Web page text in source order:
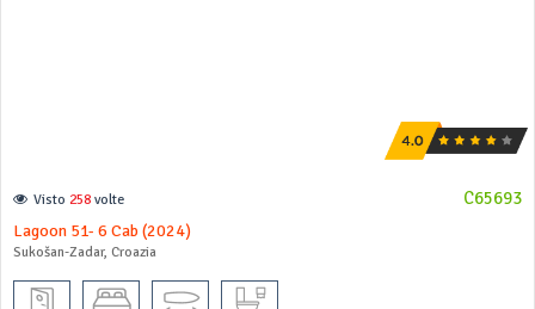
C65693
Visto 258 volte
Lagoon 51- 6 Cab (2024)
Sukošan-Zadar, Croazia